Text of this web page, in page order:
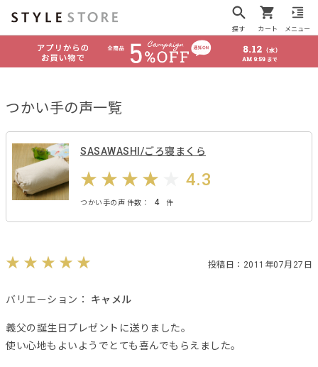
探す カート メニュー
つかい手の声一覧
SASAWASHI/ごろ寝まくら
4.3
つかい手の声 件数： 4 件
投稿日：2011年07月27日
バリエーション： キャメル
義父の誕生日プレゼントに送りました。
使い心地もよいようでとても喜んでもらえました。